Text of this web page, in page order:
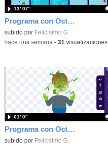
Programa con OctoStudio, un juego de disparos contra Zombies con un cargador basado en el House of the dead
Contenido educativo.
subido por Felicisimo G.
13′ 07″
-hace una semana - 31 visualizaciones
Programa con OctoStudio, un juego homenajeando al House of the dead con Zombies
Contenido educativo.
subido por Felicisimo G.
01′ 0″